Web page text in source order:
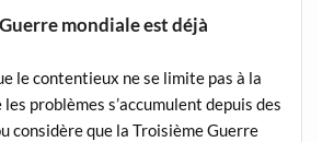
mondiale est déjà
le contentieux ne se limite pas à la
problèmes s’accumulent depuis des
considère que la Troisième Guerre